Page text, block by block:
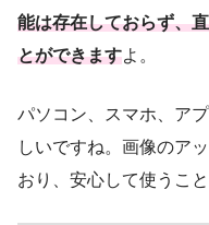
能は存在しておらず、
とができますよ。
パソコン、スマホ、ア
しいですね。画像のア
おり、安心して使うこと